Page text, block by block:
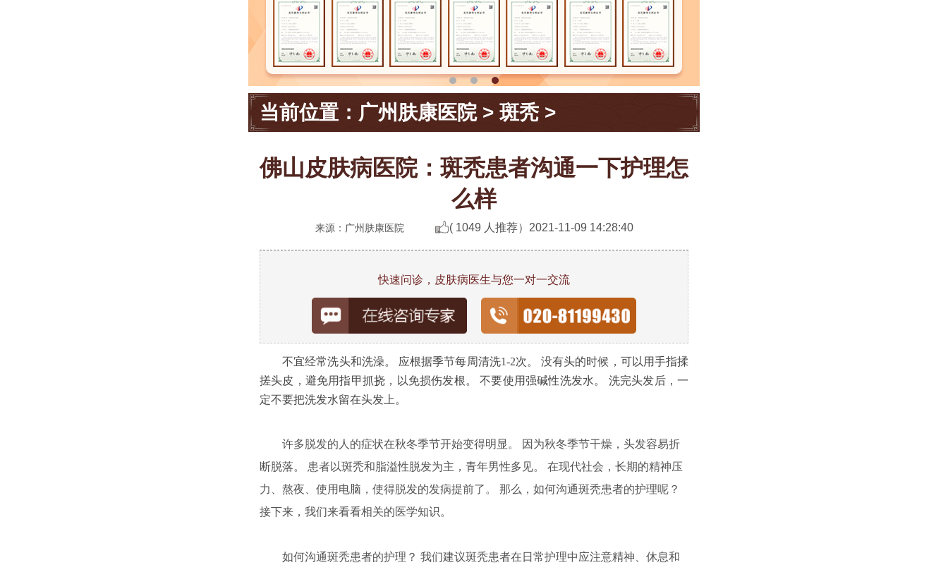
当前位置： 广州肤康医院> 斑秃 >
佛山皮肤病医院：斑秃患者沟通一下护理怎
么样
来源：广州肤康医院 ( 1049 人推荐） 2021-11-09 14:28:40
快速问诊，皮肤病医生与您一对一交流
不宜经常洗头和洗澡。 应根据季节每周清洗1-2次。 没有头的时候，可以用手指揉
搓头皮，避免用指甲抓挠，以免损伤发根。 不要使用强碱性洗发水。 洗完头发后，一
定不要把洗发水留在头发上。
许多脱发的人的症状在秋冬季节开始变得明显。 因为秋冬季节干燥，头发容易折
断脱落。 患者以斑秃和脂溢性脱发为主，青年男性多见。 在现代社会，长期的精神压
力、熬夜、使用电脑，使得脱发的发病提前了。 那么，如何沟通斑秃患者的护理呢？
接下来，我们来看看相关的医学知识。
如何沟通斑秃患者的护理？ 我们建议斑秃患者在日常护理中应注意精神、休息和